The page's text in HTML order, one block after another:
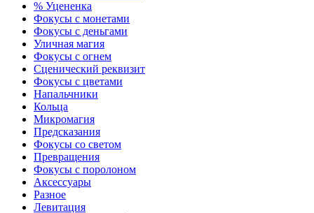
% Уцененка
Фокусы с монетами
Фокусы с деньгами
Уличная магия
Фокусы с огнем
Сценический реквизит
Фокусы с цветами
Напальчники
Кольца
Микромагия
Предсказания
Фокусы со светом
Превращения
Фокусы с поролоном
Аксессуары
Разное
Левитация